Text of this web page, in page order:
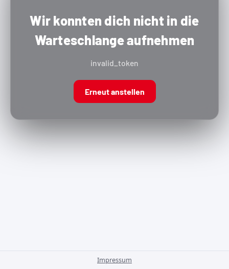
Wir konnten dich nicht in die
Warteschlange aufnehmen
invalid_token
Erneut anstellen
Impressum